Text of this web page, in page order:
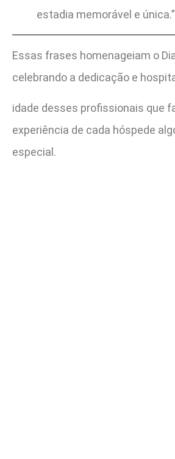
estadia memorável e única.”
Essas frases homenageiam o
celebrando a dedicação e
idade desses profissionais que
experiência de cada hóspede
especial.